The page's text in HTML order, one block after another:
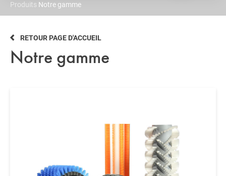
Produits Notre gamme
RETOUR PAGE D'ACCUEIL
Notre gamme